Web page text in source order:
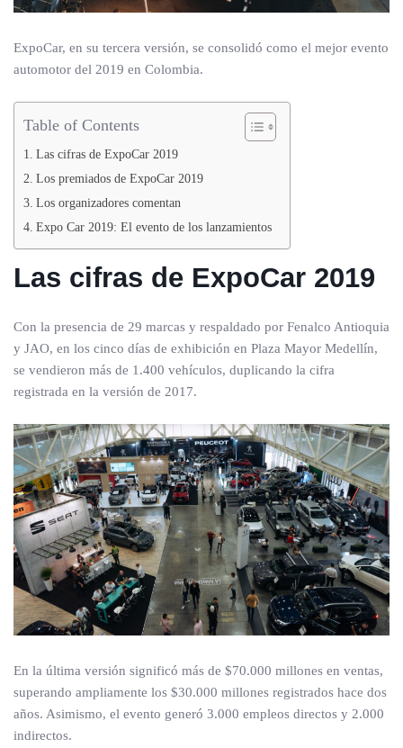
ExpoCar, en su tercera versión, se consolidó como el mejor evento
automotor del 2019 en Colombia.
Table of Contents
Las cifras de ExpoCar 2019
Los premiados de ExpoCar 2019
Los organizadores comentan
Expo Car 2019: El evento de los lanzamientos
Las cifras de ExpoCar 2019
Con la presencia de 29 marcas y respaldado por Fenalco Antioquia
y JAO, en los cinco días de exhibición en Plaza Mayor Medellín,
se vendieron más de 1.400 vehículos, duplicando la cifra
registrada en la versión de 2017.
En la última versión significó más de $70.000 millones en ventas,
superando ampliamente los $30.000 millones registrados hace dos
años. Asimismo, el evento generó 3.000 empleos directos y 2.000
indirectos.